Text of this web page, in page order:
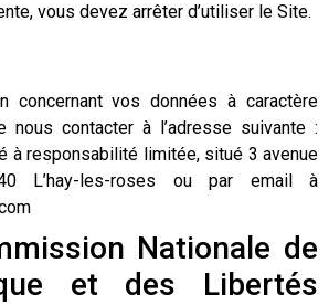
vous devez arrêter d’utiliser le Site.
concernant vos données à caractère
nous contacter à l’adresse suivante :
à responsabilité limitée, situé 3 avenue
L’hay-les-roses ou par email à
Nationale de
et des Libertés